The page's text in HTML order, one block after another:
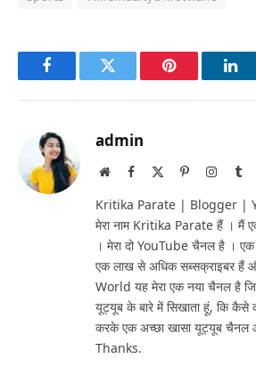
FacebookTwitter Pinterest
admin
WebsiteFacebook Pinterest
Kritika Parate | Blogger |
मेरा नाम Kritika Parate हैं । मैं
। मेरा दो YouTube चैनल है ।
एक लाख से अधिक सब्सक्राइबर हैं
World यह मेरा एक नया चैनल है
यूट्यूब के बारे में सिखाता हूं, कि कैसे
करके एक अच्छा खासा यूट्यूब चैनल
Thanks.